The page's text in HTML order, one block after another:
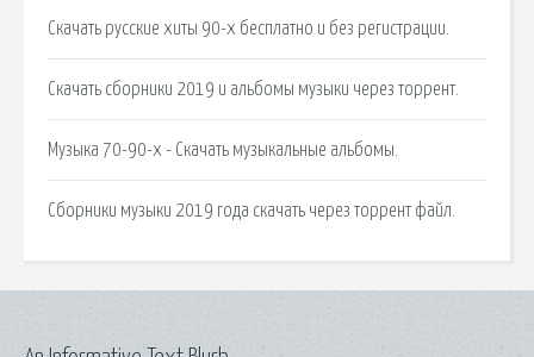
Скачать русские хиты 90-х бесплатно и без регистрации.
Скачать сборники 2019 и альбомы музыки через торрент.
Музыка 70-90-х - Скачать музыкальные альбомы.
Сборники музыки 2019 года скачать через торрент файл.